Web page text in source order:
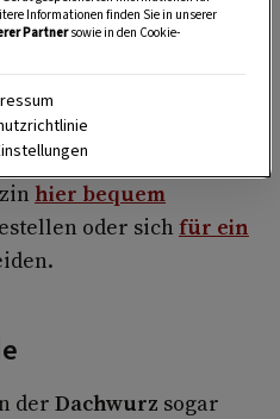
Sie jedes Monat
entdecken. Wir freuen
hier bequem
oder sich für ein
derDachwurz sogar
Informationen finden Sie in unserer
Partnersowie in den Cookie-